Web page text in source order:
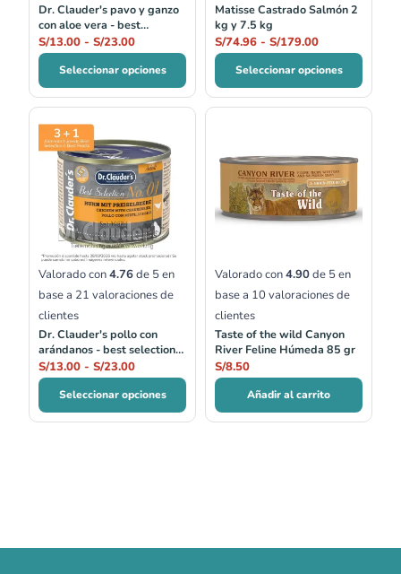
Dr. Clauder's pavo y ganzo
con aloe vera - best
selection no.09
S/13.00 - S/23.00
Seleccionar opciones
Matisse Castrado Salmón 2
kg y 7.5 kg
S/74.96 - S/179.00
Seleccionar opciones
Valorado con4.76de 5 en
base a 21 valoraciones de
clientes
Dr. Clauder's pollo con
arándanos - best selection
no.01
S/13.00 - S/23.00
de
precios:
desde
S/13.00
hasta
S/23.00
Seleccionar opciones
Valorado con4.90de 5 en
base a 10 valoraciones de
clientes
Taste of the wild Canyon
River Feline Húmeda 85 gr
S/8.50
Añadir al carrito